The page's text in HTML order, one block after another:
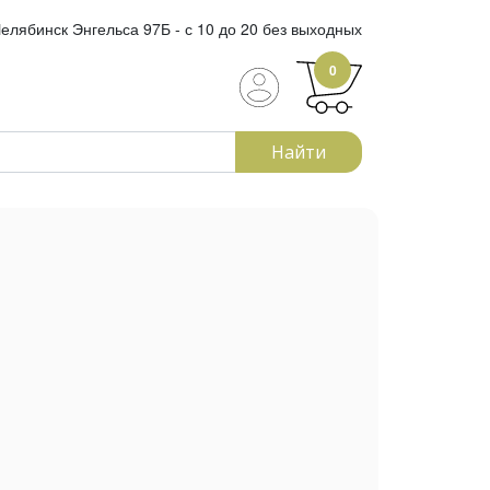
Энгельса 97Б - с 10 до 20 без выходных
0
Найти